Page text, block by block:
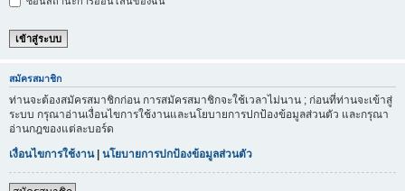
สมัครสมาชิก
ท่านจะต้องสมัครสมาชิกก่อน การสมัครสมาชิกจะใช้เวลาไม่นาน ; ก่อนที่ท่านจะเข้าสู่
ระบบ กรุณาอ่านเงื่อนไขการใช้งานและนโยบายการปกป้องข้อมูลส่วนตัว และกรุณา
อ่านกฎของแต่ละบอร์ด
เงื่อนไขการใช้งาน| นโยบายการปกป้องข้อมูลส่วนตัว